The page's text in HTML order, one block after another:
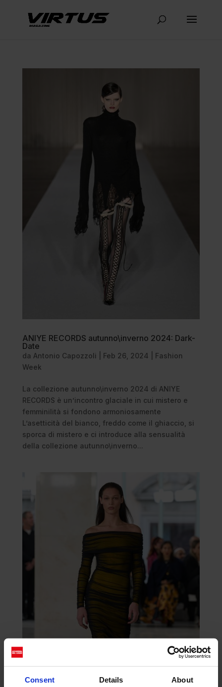
Consent Details About
ANIYE RECORDS autunno\inverno 2024: Dark-
Date
da Antonio Capozzoli Feb 26, 2024
Fashion
Week
La collezione autunno\inverno 2024 di ANIYE
RECORDS è un’incontro glaciale in cui mistero e
femminilità si fondono armoniosamente
L’asetticità del bianco, freddo come il ghiaccio, si
sporca di mistero e ci introduce alla sensualità
della collezione autunno\inverno...